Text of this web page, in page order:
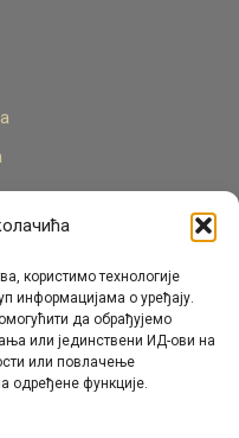
користимо технологије
информацијама о уређају.
да обрађујемо
или јединствени ИД-ови на
или повлачење
одређене функције.